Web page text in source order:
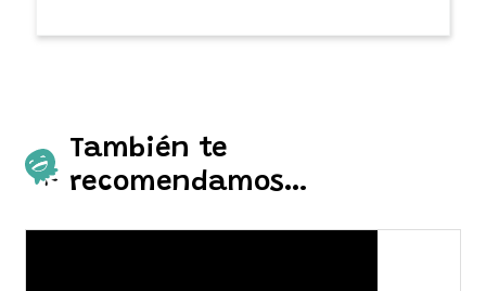
También te
recomendamos…